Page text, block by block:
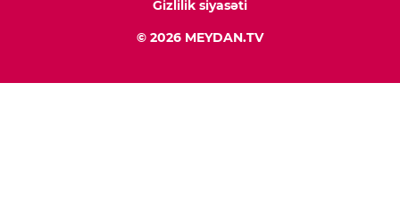
Gizlilik siyasəti
© 2026 MEYDAN.TV